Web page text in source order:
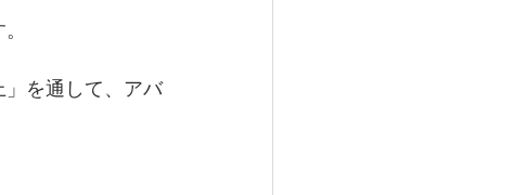
を通して、アバ